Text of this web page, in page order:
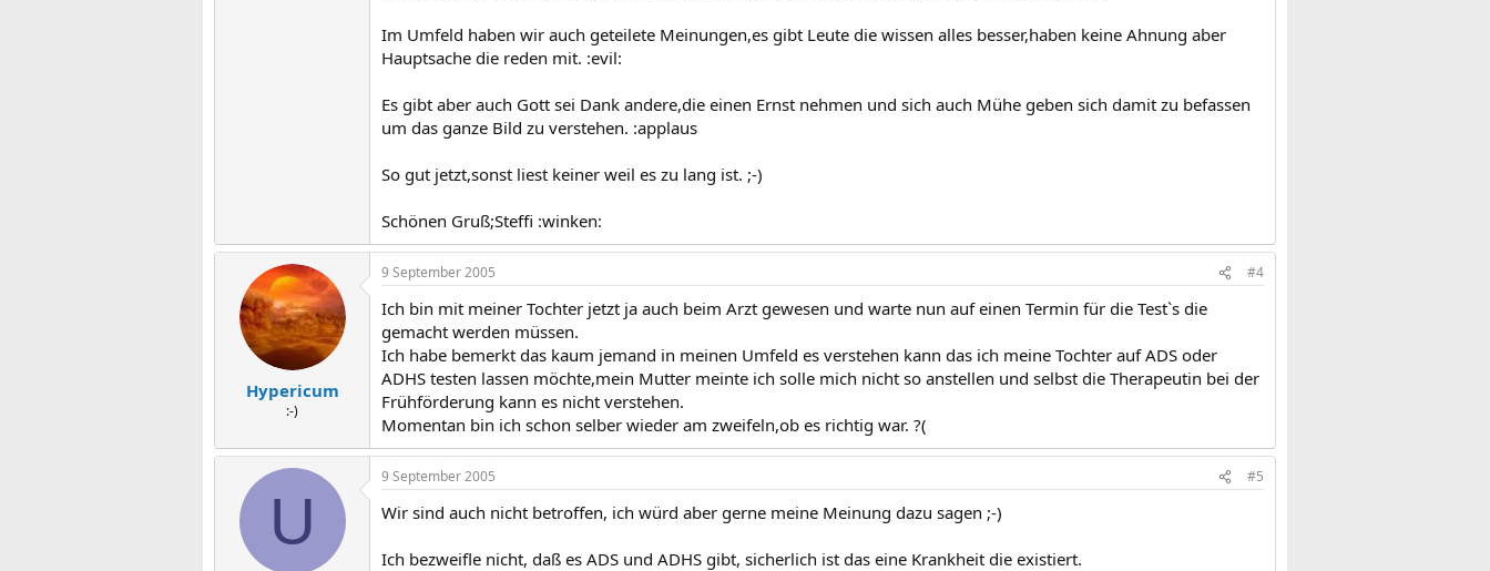
Im Umfeld haben wir auch geteilete Meinungen,es gibt Leute die wissen alles besser,haben keine Ahnung aber
Hauptsache die reden mit. :evil:
Es gibt aber auch Gott sei Dank andere,die einen Ernst nehmen und sich auch Mühe geben sich damit zu befassen
um das ganze Bild zu verstehen. :applaus
So gut jetzt,sonst liest keiner weil es zu lang ist. ;-)
Schönen Gruß;Steffi :winken:
Hypericum
:-)
9 September 2005 #4
Ich bin mit meiner Tochter jetzt ja auch beim Arzt gewesen und warte nun auf einen Termin für die Test`s die
gemacht werden müssen.
Ich habe bemerkt das kaum jemand in meinen Umfeld es verstehen kann das ich meine Tochter auf ADS oder
ADHS testen lassen möchte,mein Mutter meinte ich solle mich nicht so anstellen und selbst die Therapeutin bei der
Frühförderung kann es nicht verstehen.
Momentan bin ich schon selber wieder am zweifeln,ob es richtig war. ?(
U
9 September 2005 #5
Wir sind auch nicht betroffen, ich würd aber gerne meine Meinung dazu sagen ;-)
Ich bezweifle nicht, daß es ADS und ADHS gibt, sicherlich ist das eine Krankheit die existiert.